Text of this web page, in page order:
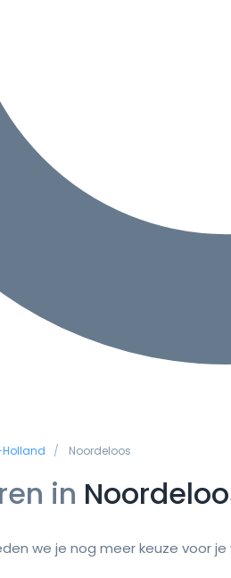
Noordeloos
in
we je nog meer keuze voor je